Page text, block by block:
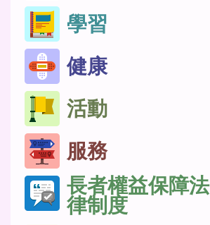
學習
健康
活動
服務
長者權益保障法
律制度